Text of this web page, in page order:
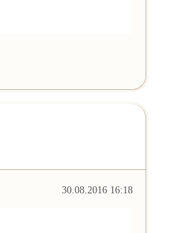
30.08.2016 16:18